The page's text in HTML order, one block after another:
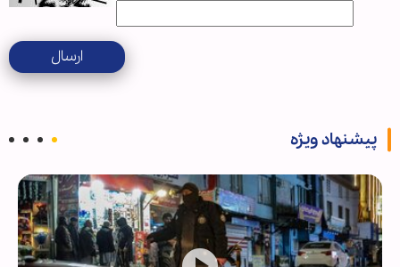
ارسال
پیشنهاد ویژه